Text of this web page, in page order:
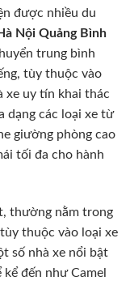
được nhiều du
Nội Quảng Bình
trung bình
tùy thuộc vào
xe uy tín khai thác
dạng các loại xe từ
giường phòng cao
tối đa cho hành
thường nằm trong
thuộc vào loại xe
số nhà xe nổi bật
đến như Camel